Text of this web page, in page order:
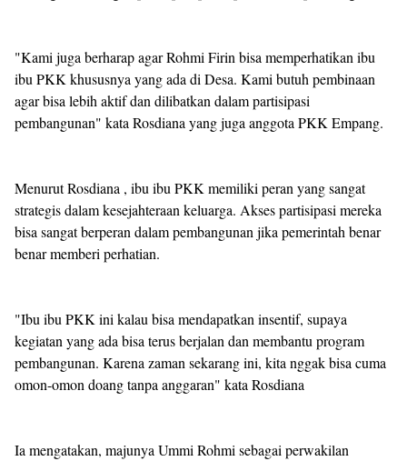
"Kami juga berharap agar Rohmi Firin bisa memperhatikan ibu
ibu PKK khususnya yang ada di Desa. Kami butuh pembinaan
agar bisa lebih aktif dan dilibatkan dalam partisipasi
pembangunan" kata Rosdiana yang juga anggota PKK Empang.
Menurut Rosdiana , ibu ibu PKK memiliki peran yang sangat
strategis dalam kesejahteraan keluarga. Akses partisipasi mereka
bisa sangat berperan dalam pembangunan jika pemerintah benar
benar memberi perhatian.
"Ibu ibu PKK ini kalau bisa mendapatkan insentif, supaya
kegiatan yang ada bisa terus berjalan dan membantu program
pembangunan. Karena zaman sekarang ini, kita nggak bisa cuma
omon-omon doang tanpa anggaran" kata Rosdiana
Ia mengatakan, majunya Ummi Rohmi sebagai perwakilan